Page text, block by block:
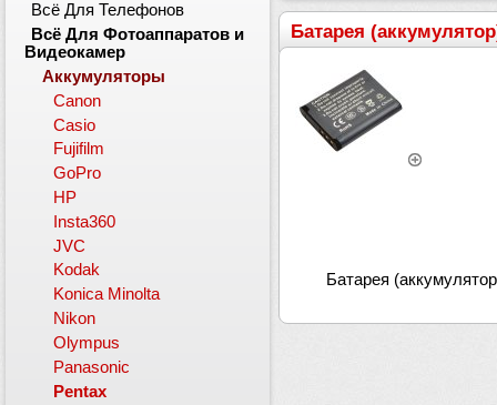
900mAh
Батарея
Батарея
Всё Для Телефонов
Всё Для Фотоаппаратов и
Видеокамер
Аккумуляторы
Canon
Casio
Fujifilm
GoPro
HP
Insta360
JVC
Kodak
Konica Minolta
Nikon
Olympus
Panasonic
Pentax